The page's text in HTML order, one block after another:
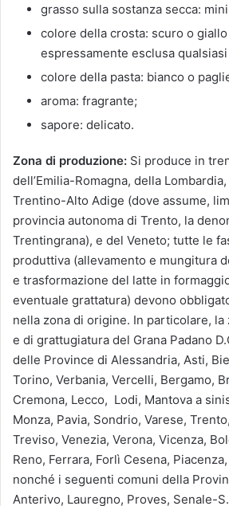
grasso sulla sostanza secca:
colore della crosta: scuro o
espressamente esclusa
colore della pasta: bianco o
aroma: fragrante;
sapore: delicato.
Zona di produzione: Si produce in
dell’Emilia-Romagna, della
Trentino-Alto Adige (dove assume,
provincia autonoma di Trento, la
Trentingrana), e del Veneto; tutte le
produttiva (allevamento e mungitura
e trasformazione del latte in
eventuale grattatura) devono
nella zona di origine. In particolare,
e di grattugiatura del Grana Padano
delle Province di Alessandria, Asti,
Torino, Verbania, Vercelli, Bergamo,
Cremona, Lecco, Lodi, Mantova a
Monza, Pavia, Sondrio, Varese,
Treviso, Venezia, Verona, Vicenza,
Reno, Ferrara, Forlì Cesena,
nonché i seguenti comuni della
Anterivo, Lauregno, Proves, Senale-